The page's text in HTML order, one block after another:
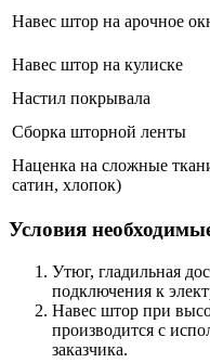
Навес штор на арочное
Навес штор на кулиске
Настил покрывала
Сборка шторной ленты
Наценка на сложные
сатин, хлопок)
Условия
Утюг, гладильная
подключения к
Навес штор при
производится с
заказчика.